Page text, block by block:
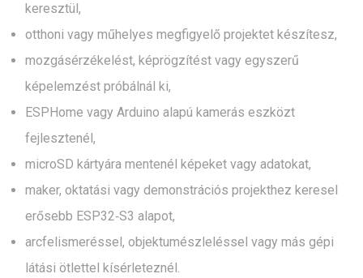
keresztül,
otthoni vagy műhelyes megfigyelő projektet készítesz,
mozgásérzékelést, képrögzítést vagy egyszerű
képelemzést próbálnál ki,
ESPHome vagy Arduino alapú kamerás eszközt
fejlesztenél,
microSD kártyára mentenél képeket vagy adatokat,
maker, oktatási vagy demonstrációs projekthez keresel
erősebb ESP32‑S3 alapot,
arcfelismeréssel, objektumészleléssel vagy más gépi
látási ötlettel kísérleteznél.